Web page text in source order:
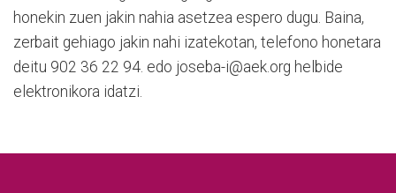
honekin zuen jakin nahia asetzea espero dugu. Baina,
zerbait gehiago jakin nahi izatekotan, telefono honetara
deitu 902 36 22 94. edo joseba-i@aek.org helbide
elektronikora idatzi.